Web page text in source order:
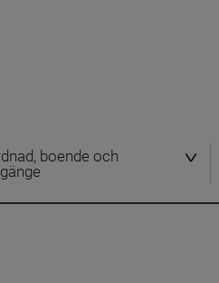
boende och